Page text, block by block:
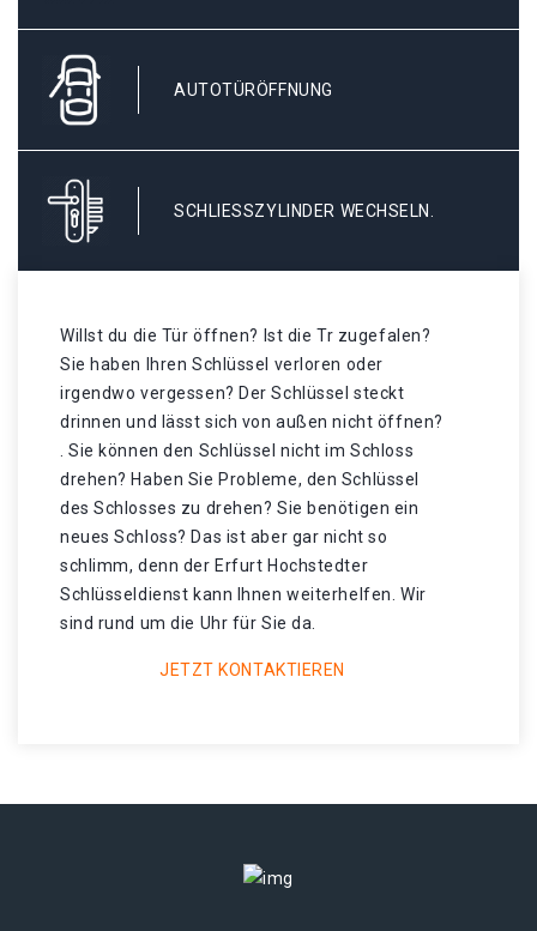
AUTOTÜRÖFFNUNG
SCHLIESSZYLINDER WECHSELN.
Willst du die Tür öffnen? Ist die Tr zugefalen?
Sie haben Ihren Schlüssel verloren oder
irgendwo vergessen? Der Schlüssel steckt
drinnen und lässt sich von außen nicht öffnen?
. Sie können den Schlüssel nicht im Schloss
drehen? Haben Sie Probleme, den Schlüssel
des Schlosses zu drehen? Sie benötigen ein
neues Schloss? Das ist aber gar nicht so
schlimm, denn der Erfurt Hochstedter
Schlüsseldienst kann Ihnen weiterhelfen. Wir
sind rund um die Uhr für Sie da.
JETZT KONTAKTIEREN